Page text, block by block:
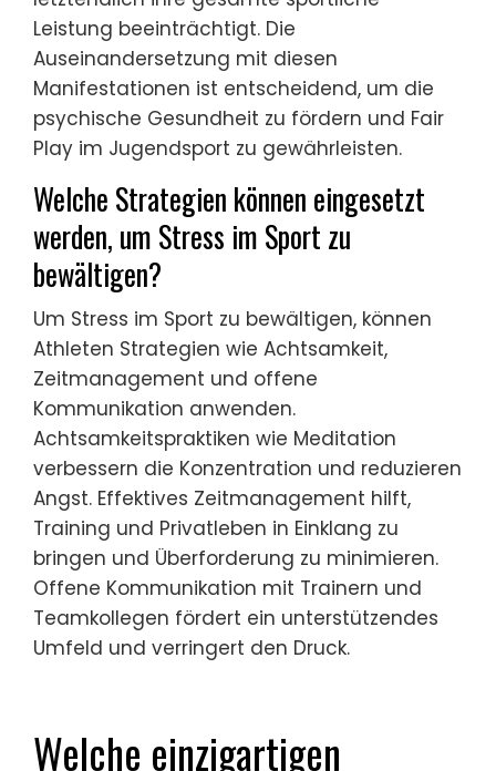
Herzfrequenz, Schwitzen und Müdigkeit.
Emotional können sie Reizbarkeit, Angst vor
Misserfolg oder übermäßige Sorgen über die
Leistung erleben. Diese Angst kann zu
beeinträchtigter Konzentration und
verminderter Motivation führen, was
letztendlich ihre gesamte sportliche
Leistung beeinträchtigt. Die
Auseinandersetzung mit diesen
Manifestationen ist entscheidend, um die
psychische Gesundheit zu fördern und Fair
Play im Jugendsport zu gewährleisten.
Welche Strategien können eingesetzt
werden, um Stress im Sport zu
bewältigen?
Um Stress im Sport zu bewältigen, können
Athleten Strategien wie Achtsamkeit,
Zeitmanagement und offene
Kommunikation anwenden.
Achtsamkeitspraktiken wie Meditation
verbessern die Konzentration und reduzieren
bringen und Überforderung zu minimieren.